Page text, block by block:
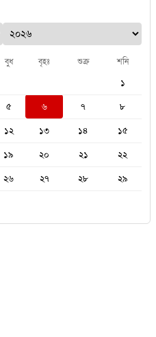
বুধ বৃহঃ শুক্র শনি
১
৫ ৬ ৭
৮
১২ ১৩ ১৪
১৫
১৯ ২০ ২১
২২
২৬ ২৭ ২৮
২৯